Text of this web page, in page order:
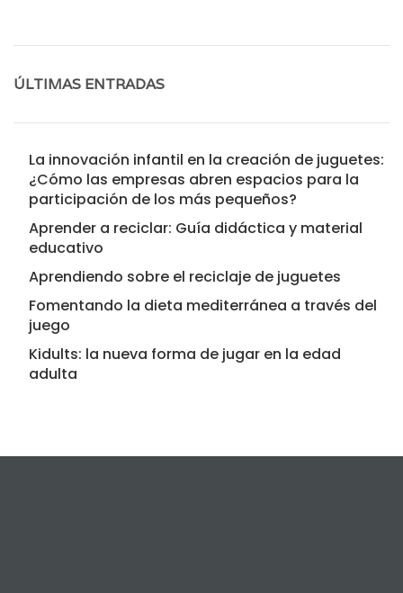
ÚLTIMAS ENTRADAS
La innovación infantil en la creación de juguetes:
¿Cómo las empresas abren espacios para la
participación de los más pequeños?
Aprender a reciclar: Guía didáctica y material
educativo
Aprendiendo sobre el reciclaje de juguetes
Fomentando la dieta mediterránea a través del
juego
Kidults: la nueva forma de jugar en la edad
adulta